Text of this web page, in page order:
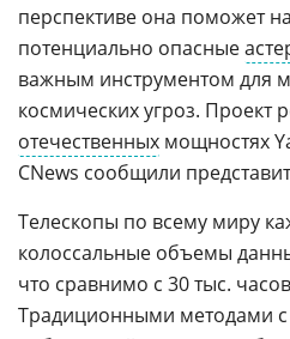
перспективе она поможет
потенциально опасные
важным инструментом для
космических угроз. Проект
отечественных мощностях
CNews сообщили
Телескопы по всему миру
колоссальные объемы
что сравнимо с 30 тыс. часов
Традиционными методами с